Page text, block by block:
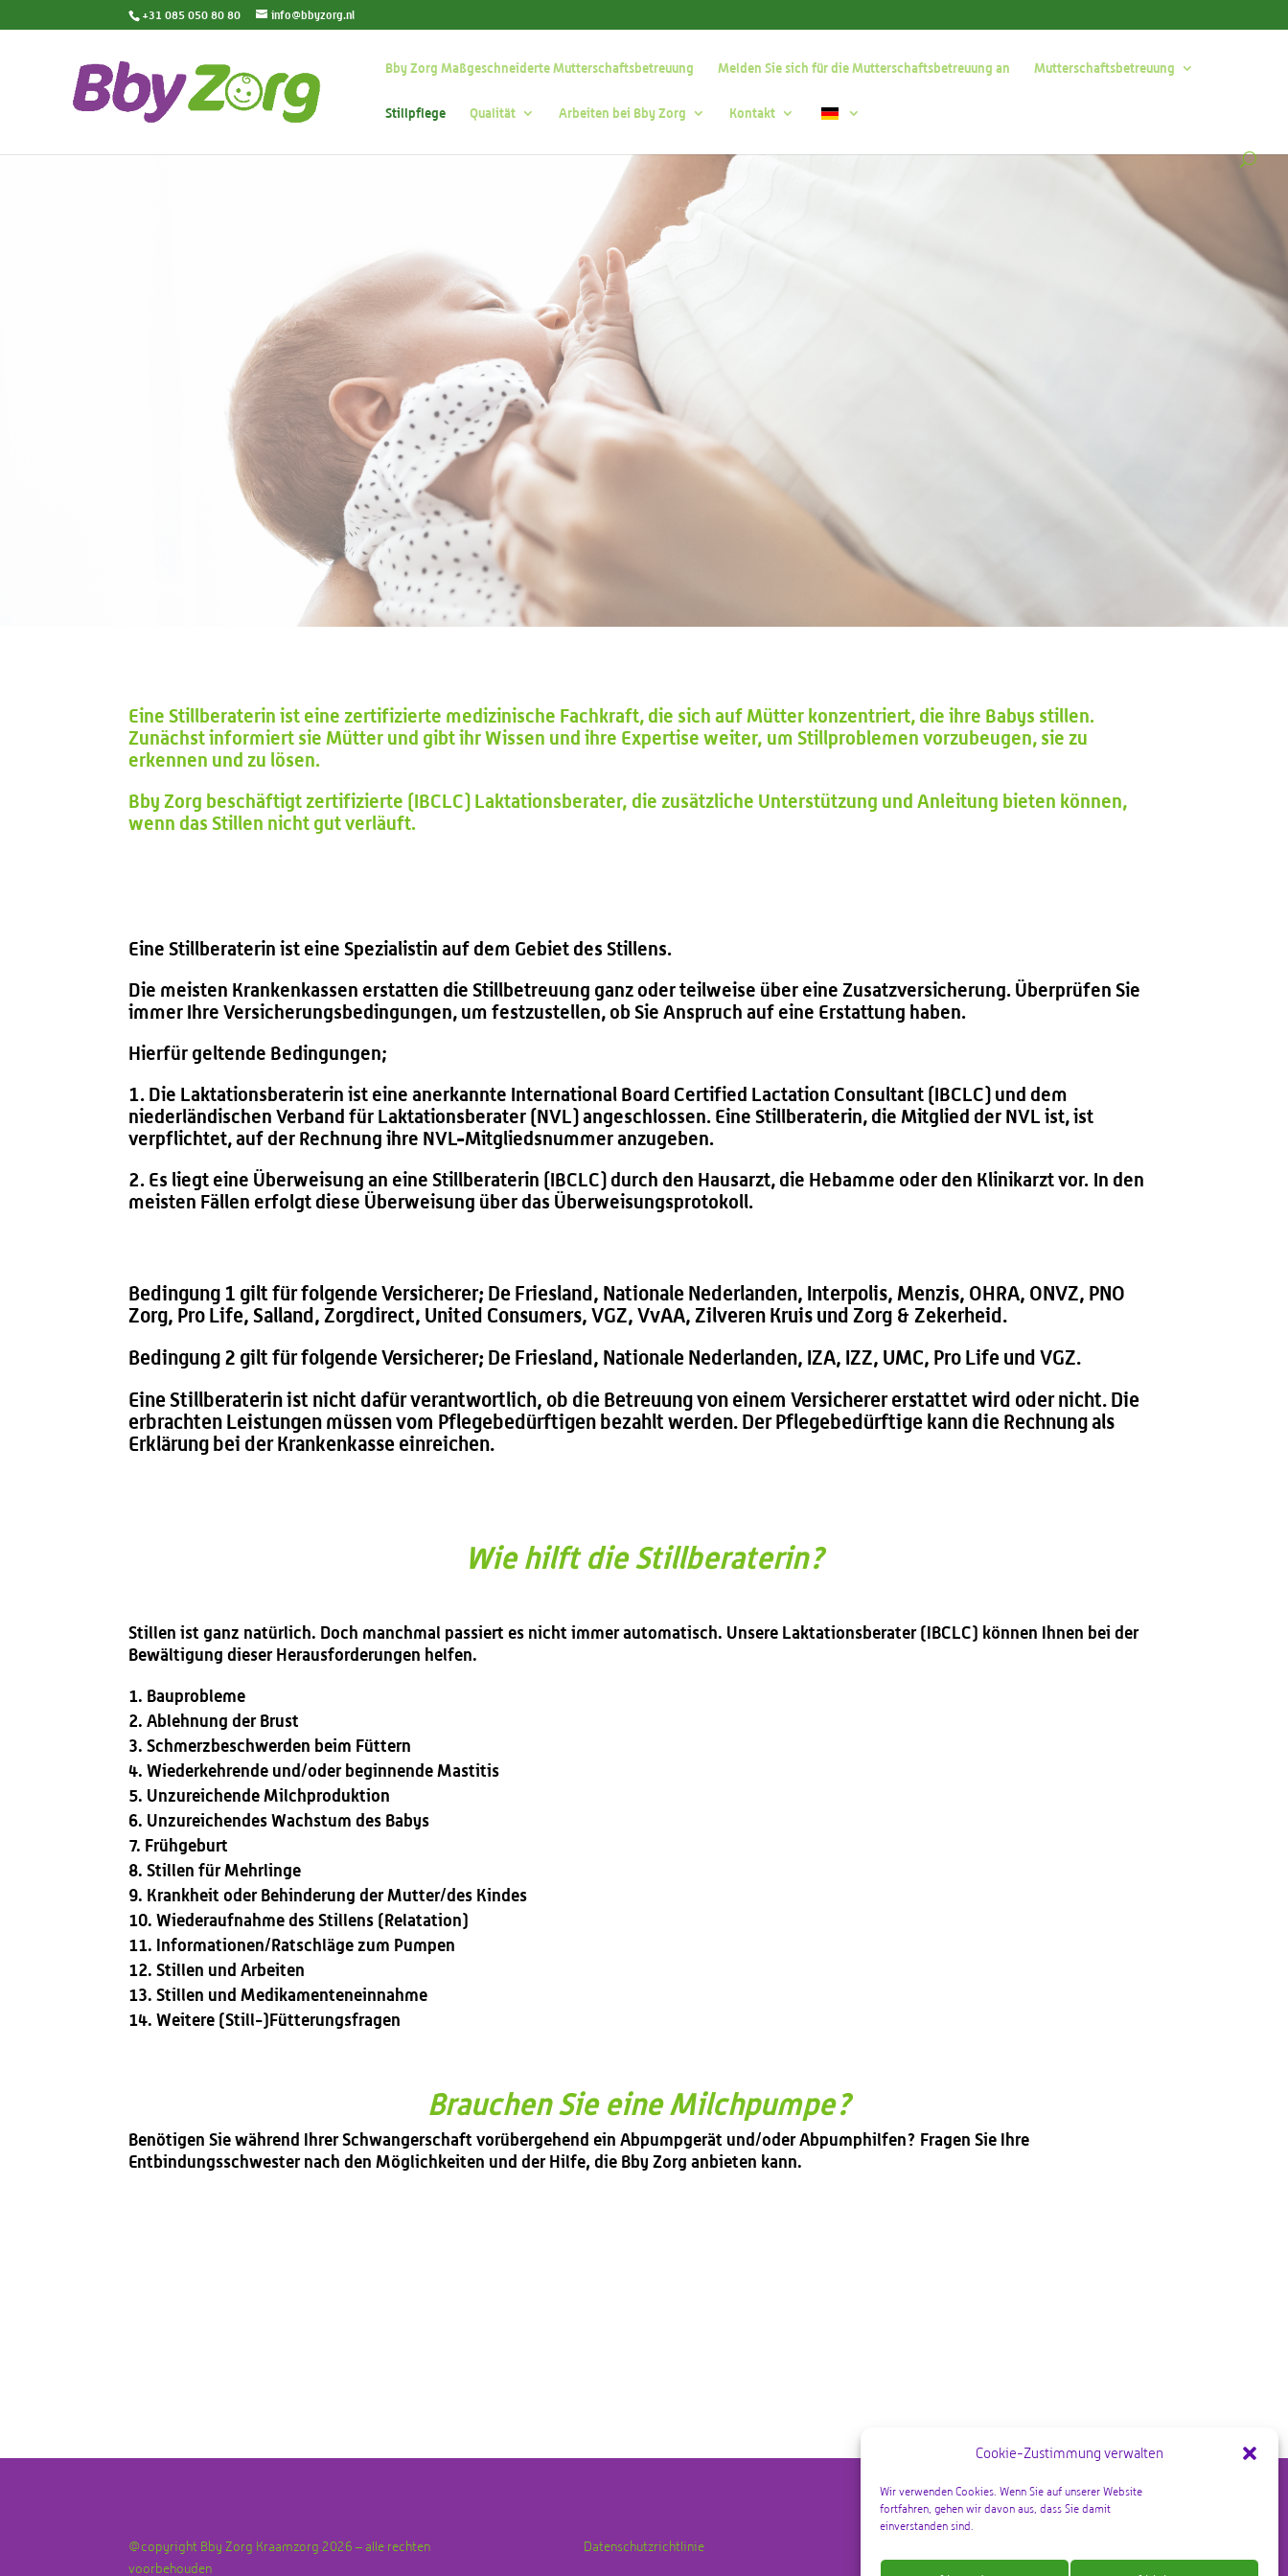
Cookie-Zustimmung verwalten
Wir verwenden Cookies. Wenn Sie auf unserer Website
fortfahren, gehen wir davon aus, dass Sie damit
einverstanden sind.
+31 085 050 80 80 info@bbyzorg.nl
Bby Zorg Maßgeschneiderte Mutterschaftsbetreuung Melden Sie sich für die Mutterschaftsbetreuung an Mutterschaftsbetreuung
Stillpflege Qualität Arbeiten bei Bby Zorg Kontakt
Eine Stillberaterin ist eine zertifizierte medizinische Fachkraft, die sich auf Mütter konzentriert, die ihre Babys stillen.
Zunächst informiert sie Mütter und gibt ihr Wissen und ihre Expertise weiter, um Stillproblemen vorzubeugen, sie zu
erkennen und zu lösen.
Bby Zorg beschäftigt zertifizierte (IBCLC) Laktationsberater, die zusätzliche Unterstützung und Anleitung bieten können,
wenn das Stillen nicht gut verläuft.
Eine Stillberaterin ist eine Spezialistin auf dem Gebiet des Stillens.
Die meisten Krankenkassen erstatten die Stillbetreuung ganz oder teilweise über eine Zusatzversicherung. Überprüfen Sie
immer Ihre Versicherungsbedingungen, um festzustellen, ob Sie Anspruch auf eine Erstattung haben.
Hierfür geltende Bedingungen;
1. Die Laktationsberaterin ist eine anerkannte International Board Certified Lactation Consultant (IBCLC) und dem
niederländischen Verband für Laktationsberater (NVL) angeschlossen. Eine Stillberaterin, die Mitglied der NVL ist, ist
verpflichtet, auf der Rechnung ihre NVL-Mitgliedsnummer anzugeben.
2. Es liegt eine Überweisung an eine Stillberaterin (IBCLC) durch den Hausarzt, die Hebamme oder den Klinikarzt vor. In den
meisten Fällen erfolgt diese Überweisung über das Überweisungsprotokoll.
Bedingung 1 gilt für folgende Versicherer; De Friesland, Nationale Nederlanden, Interpolis, Menzis, OHRA, ONVZ, PNO
Zorg, Pro Life, Salland, Zorgdirect, United Consumers, VGZ, VvAA, Zilveren Kruis und Zorg & Zekerheid.
Bedingung 2 gilt für folgende Versicherer; De Friesland, Nationale Nederlanden, IZA, IZZ, UMC, Pro Life und VGZ.
Eine Stillberaterin ist nicht dafür verantwortlich, ob die Betreuung von einem Versicherer erstattet wird oder nicht. Die
erbrachten Leistungen müssen vom Pflegebedürftigen bezahlt werden. Der Pflegebedürftige kann die Rechnung als
Erklärung bei der Krankenkasse einreichen.
Wie hilft die Stillberaterin?
Stillen ist ganz natürlich. Doch manchmal passiert es nicht immer automatisch. Unsere Laktationsberater (IBCLC) können Ihnen bei der
Bewältigung dieser Herausforderungen helfen.
Bauprobleme
Ablehnung der Brust
Schmerzbeschwerden beim Füttern
Wiederkehrende und/oder beginnende Mastitis
Unzureichende Milchproduktion
Unzureichendes Wachstum des Babys
Frühgeburt
Stillen für Mehrlinge
Krankheit oder Behinderung der Mutter/des Kindes
Wiederaufnahme des Stillens (Relatation)
Informationen/Ratschläge zum Pumpen
Stillen und Arbeiten
Stillen und Medikamenteneinnahme
Weitere (Still-)Fütterungsfragen
Brauchen Sie eine Milchpumpe?
Benötigen Sie während Ihrer Schwangerschaft vorübergehend ein Abpumpgerät und/oder Abpumphilfen? Fragen Sie Ihre
Entbindungsschwester nach den Möglichkeiten und der Hilfe, die Bby Zorg anbieten kann.
@copyright Bby Zorg Kraamzorg 2026 – alle rechten
voorbehouden
Datenschutzrichtlinie